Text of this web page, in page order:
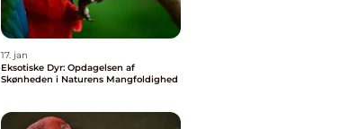
17. jan
Eksotiske Dyr: Opdagelsen af
Skønheden i Naturens Mangfoldighed